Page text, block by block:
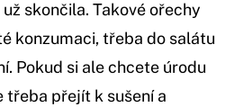
skončila. Takové ořechy
konzumaci, třeba do salátu
Pokud si ale chcete úrodu
třeba přejít k sušení a